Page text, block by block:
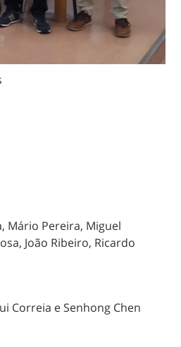
Mário Pereira, Miguel
João Ribeiro, Ricardo
Correia e Senhong Chen